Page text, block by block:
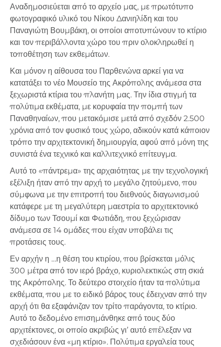
Αναδημοσιεύεται από το αρχείο μας, με πρωτότυπο
φωτογραφικό υλικό του Νίκου Δανιηλίδη και του
Παναγιώτη Βουμβάκη, οι οποίοι αποτυπώνουν το κτίριο
και τον περιβάλλοντα χώρο του πριν ολοκληρωθεί η
τοποθέτηση των εκθεμάτων.
Και μόνον η αίθουσα του Παρθενώνα αρκεί για να
κατατάξει το νέο Μουσείο της Ακρόπολης ανάμεσα στα
ξεχωριστά κτίρια του πλανήτη μας. Την ίδια στιγμή τα
πολύτιμα εκθέματα, με κορυφαία την πομπή των
Παναθηναίων, που μετακόμισε μετά από σχεδόν 2.500
χρόνια από τον φυσικό τους χώρο, αδικούν κατά κάποιον
τρόπο την αρχιτεκτονική δημιουργία, αφού από μόνη της
συνιστά ένα τεχνικό και καλλιτεχνικό επίτευγμα.
Αυτό το «πάντρεμα» της αρχαιότητας με την τεχνολογική
εξέλιξη ήταν από την αρχή το μεγάλο ζητούμενο, που
σύμφωνα με την επιτροπή του διεθνούς διαγωνισμού
κατάφερε με τη μεγαλύτερη μαεστρία το αρχιτεκτονικό
δίδυμο των Τσουμί και Φωτιάδη, που ξεχώρισαν
ανάμεσα σε 14 ομάδες που είχαν υποβάλει τις
προτάσεις τους.
Εν αρχήν η …η θέση του κτιρίου, που βρίσκεται μόλις
300 μέτρα από τον ιερό βράχο, κυριολεκτικώς στη σκιά
της Ακρόπολης. Το δεύτερο στοιχείο ήταν τα πολύτιμα
εκθέματα, που με το ειδικό βάρος τους έδειχναν από την
αρχή ότι θα εξαφάνιζαν τον τρίτο παράγοντα, το κτίριο.
Αυτό το δεδομένο επισημάνθηκε από τους δύο
αρχιτέκτονες, οι οποίο ακριβώς γι’ αυτό επέλεξαν να
σχεδιάσουν ένα «μη κτίριο». Πολύτιμα εργαλεία τους